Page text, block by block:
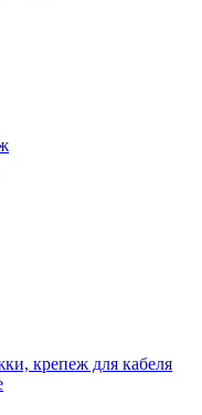
крепеж для кабеля